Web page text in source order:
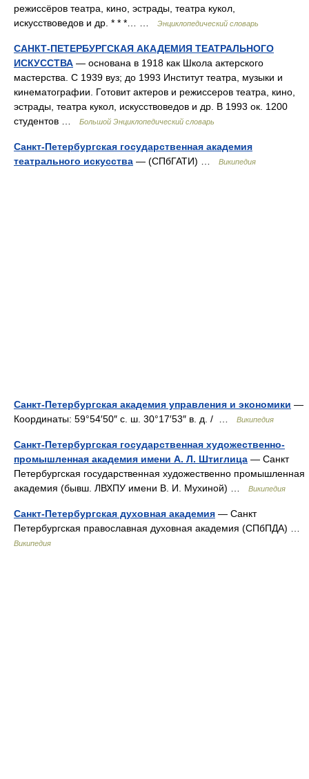
режиссёров театра, кино, эстрады, театра кукол,
искусствоведов и др. * * *… …
Энциклопедический словарь
САНКТ-ПЕТЕРБУРГСКАЯ АКАДЕМИЯ ТЕАТРАЛЬНОГО
ИСКУССТВА — основана в 1918 как Школа актерского
мастерства. С 1939 вуз; до 1993 Институт театра, музыки и
кинематографии. Готовит актеров и режиссеров театра, кино,
эстрады, театра кукол, искусствоведов и др. В 1993 ок. 1200
студентов …
Большой Энциклопедический словарь
Санкт-Петербургская государственная академия
театрального искусства — (СПбГАТИ) … Википедия
Санкт-Петербургская академия управления и экономики —
Координаты: 59°54′50″ с. ш. 30°17′53″ в. д. / …
Википедия
Санкт-Петербургская государственная художественно-
промышленная академия имени А. Л. Штиглица — Санкт
Петербургская государственная художественно промышленная
академия (бывш. ЛВХПУ имени В. И. Мухиной) …
Википедия
Санкт-Петербургская духовная академия — Санкт
Петербургская православная духовная академия (СПбПДА) …
Википедия